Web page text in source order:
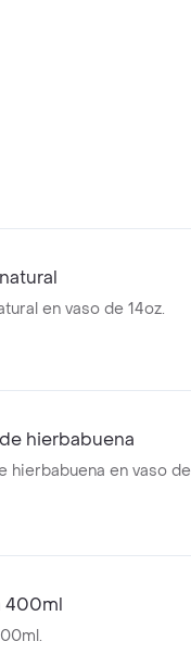
en vaso de 14oz.
hierbabuena
hierbabuena en vaso de
400ml